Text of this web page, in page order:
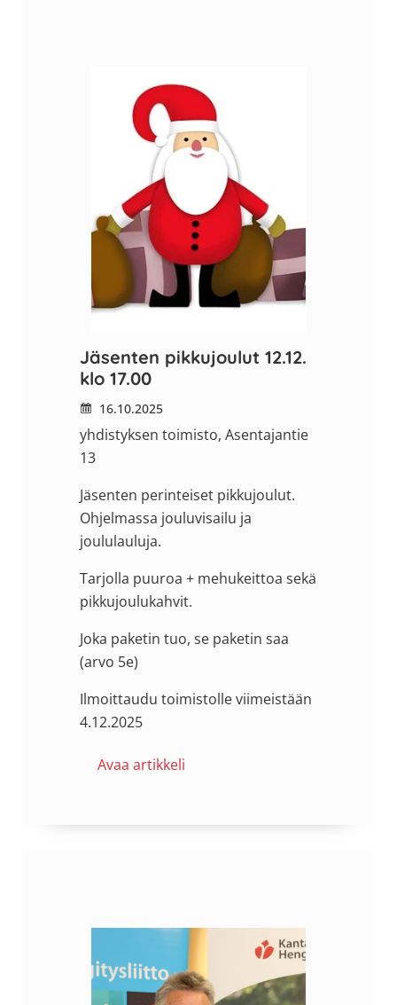
Jäsenten pikkujoulut 12.12.
klo 17.00
16.10.2025
yhdistyksen toimisto, Asentajantie
13
Jäsenten perinteiset pikkujoulut.
Ohjelmassa jouluvisailu ja
joululauluja.
Tarjolla puuroa + mehukeittoa sekä
pikkujoulukahvit.
Joka paketin tuo, se paketin saa
(arvo 5e)
Ilmoittaudu toimistolle viimeistään
4.12.2025
Avaa artikkeli